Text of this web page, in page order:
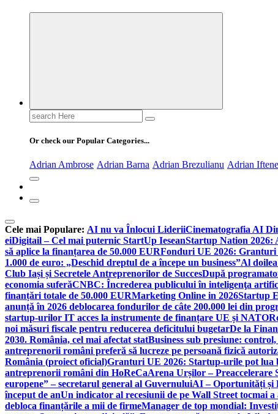
Search
for:
Or check our Popular Categories...
Adrian Ambrose Adrian Barna Adrian Brezulianu Adrian Iftene
Cele mai Populare: AI nu va Înlocui LideriiCinematografia AI
eiDigitail – Cel mai puternic StartUp IeseanStartup Nation 2026:
să aplice la finanțarea de 50.000 EURFonduri UE 2026: Granturi
1.000 de euro: „Deschid dreptul de a începe un business”Al
Club Iași și Secretele Antreprenorilor de SuccesDupă
economia suferăCNBC: Încrederea publicului în inteligenţa
finanțări totale de 50.000 EURMarketing Online in 2026Startup
anunță în 2026 deblocarea fondurilor de câte 200.000 lei din
startup-urilor IT acces la instrumente de finanțare UE și NATO
noi măsuri fiscale pentru reducerea deficitului bugetarDe la
2030. România, cel mai afectat statBusiness sub presiune:
antreprenorii români preferă să lucreze pe persoană fizică
România (proiect oficial)Granturi UE 2026: Startup-urile pot lua
antreprenorii români din HoReCaArena Urșilor – Preaccelerare
europene” – secretarul general al GuvernuluiAI – Oportunități și
început de anUn indicator al recesiunii de pe Wall Street tocmai
debloca finanțările a mii de firmeManager de top mondial: